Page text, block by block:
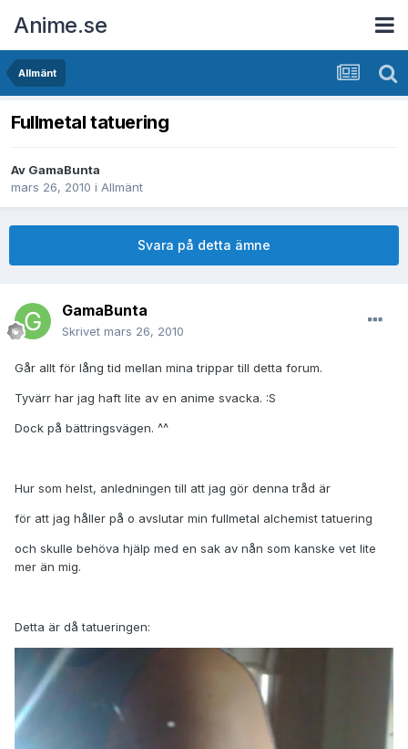
Anime.se
Allmänt
Fullmetal tatuering
Av GamaBunta
mars 26, 2010 i Allmänt
Svara på detta ämne
GamaBunta
Skrivet mars 26, 2010
Går allt för lång tid mellan mina trippar till detta forum.
Tyvärr har jag haft lite av en anime svacka. :S
Dock på bättringsvägen. ^^
Hur som helst, anledningen till att jag gör denna tråd är
för att jag håller på o avslutar min fullmetal alchemist tatuering
och skulle behöva hjälp med en sak av nån som kanske vet lite
mer än mig.
Detta är då tatueringen: